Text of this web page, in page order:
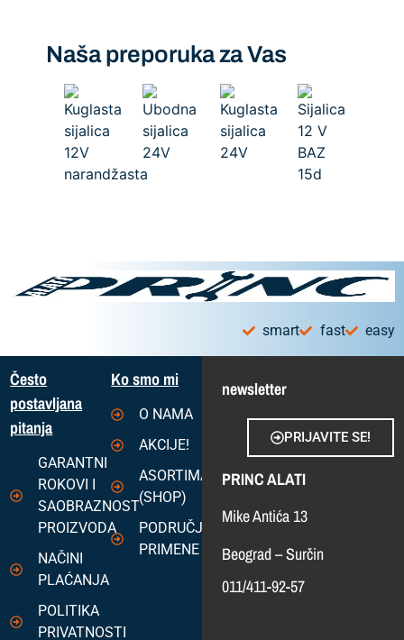
Naša preporuka za Vas
smart fast easy
Često
postavljana
pitanja
GARANTNI
ROKOVI I
SAOBRAZNOST
PROIZVODA
NAČINI
PLAĆANJA
POLITIKA
PRIVATNOSTI
Ko smo mi
O NAMA
AKCIJE!
ASORTIMAN
(SHOP)
PODRUČJA
PRIMENE
newsletter
PRIJAVITE SE!
PRINC ALATI
Mike Antića 13
Beograd – Surčin
011/411-92-57